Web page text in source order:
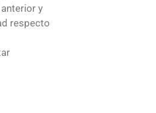
y
respecto